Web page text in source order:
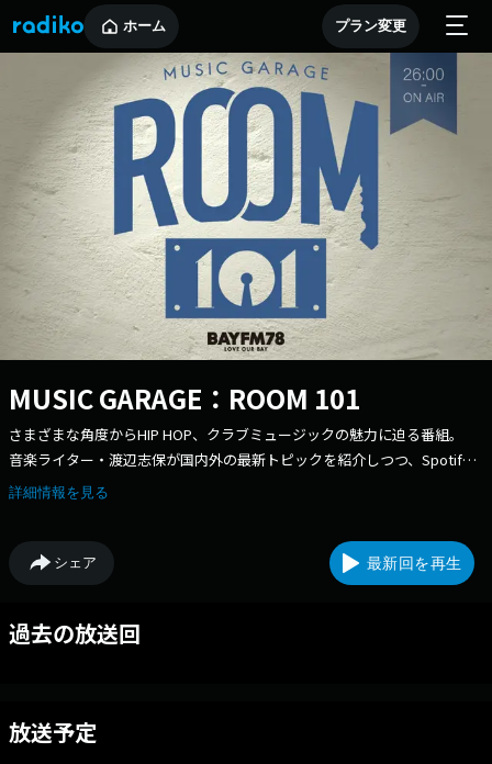
ホーム プラン変更
MUSIC GARAGE：ROOM 101
さまざまな角度からHIP HOP、クラブミュージックの魅力に迫る番組。
音楽ライター・渡辺志保が国内外の最新トピックを紹介しつつ、Spotify
のチャートアクションを読み取り、注目の新曲をいち早くオンエア。 他
詳細情報を見る
シェア 最新回を再生
過去の放送回
放送予定